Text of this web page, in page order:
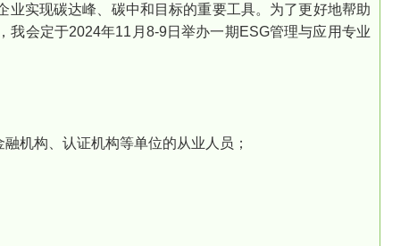
实现碳达峰、碳中和目标的重要工具。为了更好地帮助
会定于2024年11月8-9日举办一期ESG管理与应用专业
机构、认证机构等单位的从业人员；